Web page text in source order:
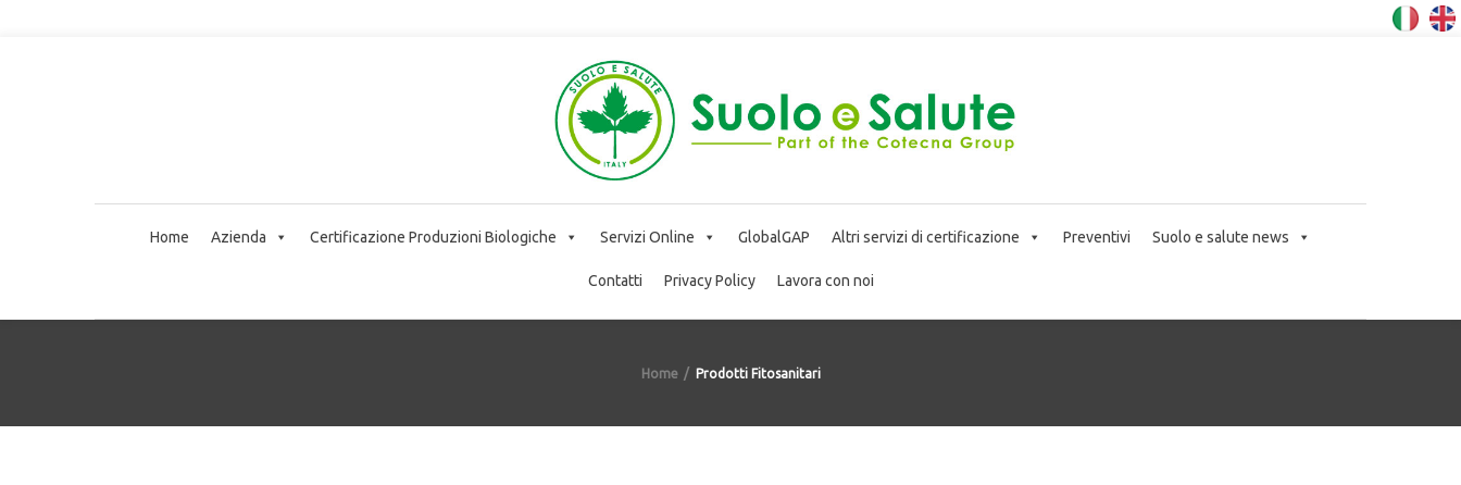
Home Azienda Certificazione Produzioni Biologiche Servizi Online GlobalGAP Altri servizi di certificazione Preventivi Suolo e salute news
Contatti Privacy Policy Lavora con noi
Home Prodotti Fitosanitari